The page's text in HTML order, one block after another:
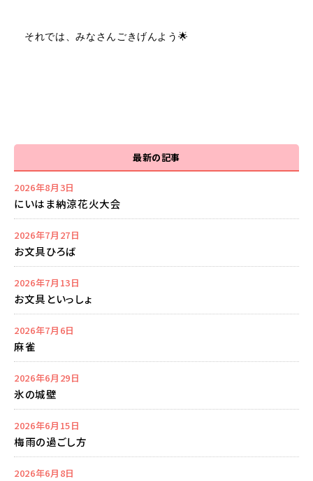
それでは、みなさんごきげんよう🌟
最新の記事
2026年8月3日
にいはま納涼花火大会
2026年7月27日
お文具ひろば
2026年7月13日
お文具といっしょ
2026年7月6日
麻雀
2026年6月29日
氷の城壁
2026年6月15日
梅雨の過ごし方
2026年6月8日